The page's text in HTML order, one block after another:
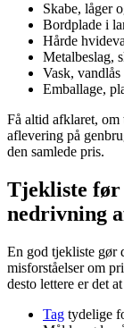
Skabe, låger
Bordplade i
Hårde
Metalbeslag,
Vask,
Emballage,
Få altid afklaret,
aflevering på
den samlede pris.
Tjekliste før
nedrivning
En god tjekliste gør
misforståelser om
desto lettere er det
Tag tydelige